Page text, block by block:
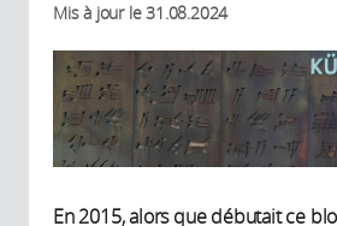
Mis à jour le31.08.2024
En 2015, alors que débutait ce